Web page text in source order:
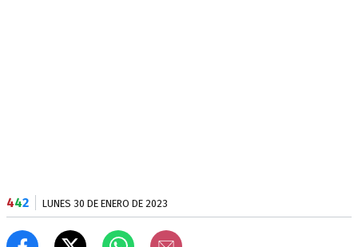
442 LUNES 30 DE ENERO DE 2023